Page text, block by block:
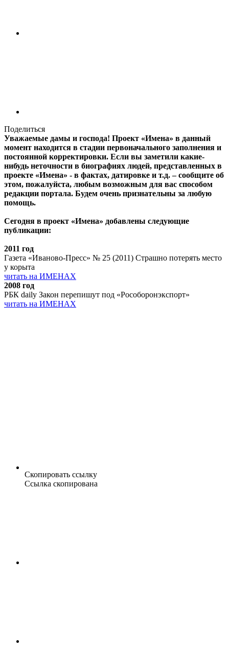
Поделиться
Уважаемые дамы и господа! Проект «Имена» в данный
момент находится в стадии первоначального заполнения и
постоянной корректировки. Если вы заметили какие-
нибудь неточности в биографиях людей, представленных в
проекте «Имена» - в фактах, датировке и т.д. – сообщите об
этом, пожалуйста, любым возможным для вас способом
редакции портала. Будем очень признательны за любую
помощь.
Сегодня в проект «Имена» добавлены следующие
публикации:
2011 год
Газета «Иваново-Пресс» № 25 (2011) Страшно потерять место
у корыта
читать на ИМЕНАХ
2008 год
РБК daily Закон перепишут под «Рособоронэкспорт»
читать на ИМЕНАХ
Скопировать ссылку
Ссылка скопирована